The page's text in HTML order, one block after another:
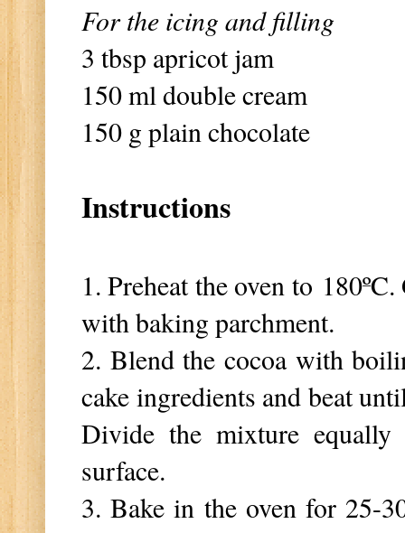
For the icing and filling
3 tbsp apricot jam
150 ml double cream
150 g plain chocolate
Instructions
1. Preheat the oven to 180
with baking parchment.
2. Blend the cocoa with
cake ingredients and beat
Divide the mixture equally
surface.
3. Bake in the oven for 25-